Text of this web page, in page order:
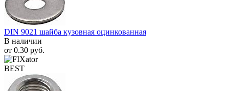
DIN 9021 шайба кузовная оцинкованная
В наличии
от 0.30 руб.
BEST